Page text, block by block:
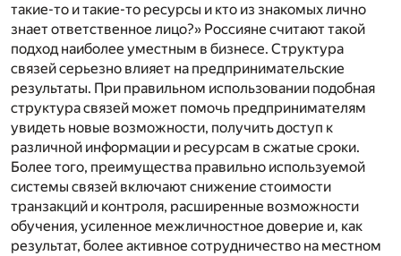
такие-то и такие-то ресурсы и кто из знакомых лично
знает ответственное лицо?» Россияне считают такой
подход наиболее уместным в бизнесе. Структура
связей серьезно влияет на предпринимательские
результаты. При правильном использовании подобная
структура связей может помочь предпринимателям
увидеть новые возможности, получить доступ к
различной информации и ресурсам в сжатые сроки.
Более того, преимущества правильно используемой
системы связей включают снижение стоимости
транзакций и контроля, расширенные возможности
обучения, усиленное межличностное доверие и, как
результат, более активное сотрудничество на местном